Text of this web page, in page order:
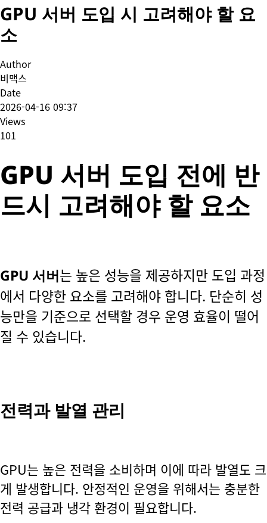
GPU 서버 도입 시 고려해야 할 요
소
Author
비맥스
Date
2026-04-16 09:37
Views
101
GPU 서버 도입 전에 반
드시 고려해야 할 요소
GPU 서버는 높은 성능을 제공하지만 도입 과정
에서 다양한 요소를 고려해야 합니다. 단순히 성
능만을 기준으로 선택할 경우 운영 효율이 떨어
질 수 있습니다.
전력과 발열 관리
GPU는 높은 전력을 소비하며 이에 따라 발열도 크
게 발생합니다. 안정적인 운영을 위해서는 충분한
전력 공급과 냉각 환경이 필요합니다.